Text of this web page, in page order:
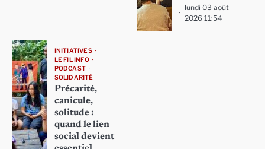
lundi 03 août
2026 11:54
INITIATIVES
LE FIL INFO
PODCAST
SOLIDARITÉ
Précarité,
canicule,
solitude :
quand le lien
social devient